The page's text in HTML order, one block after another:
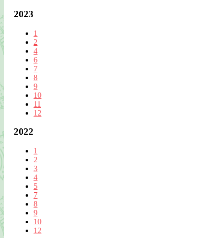
2023
1
2
4
6
7
8
9
10
11
12
2022
1
2
3
4
5
7
8
9
10
12